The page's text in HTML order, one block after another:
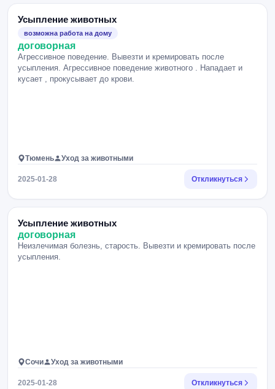
Усыпление животных
возможна работа на дому
договорная
Агрессивное поведение. Вывезти и кремировать после
усыпления. Агрессивное поведение животного . Нападает и
кусает , прокусывает до крови.
Тюмень Уход за животными
2025-01-28 Откликнуться
Усыпление животных
договорная
Неизлечимая болезнь, старость. Вывезти и кремировать после
усыпления.
Сочи Уход за животными
2025-01-28 Откликнуться